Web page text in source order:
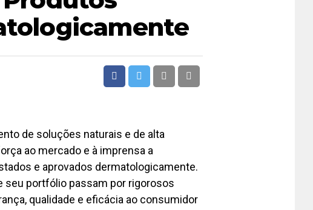
de soluções naturais e de alta
ao mercado e à imprensa a
e aprovados dermatologicamente.
seu portfólio passam por rigorosos
qualidade e eficácia ao consumidor